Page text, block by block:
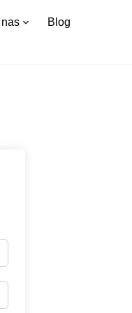
Blog